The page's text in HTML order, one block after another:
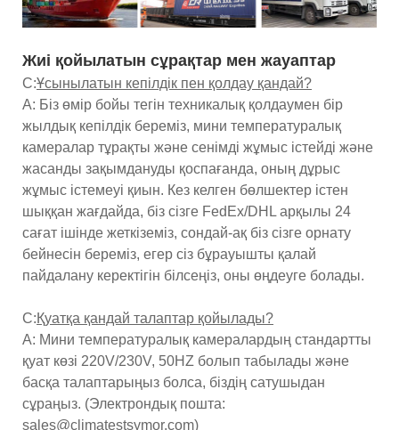
Жиі қойылатын сұрақтар мен жауаптар
С:Ұсынылатын кепілдік пен қолдау қандай?
A: Біз өмір бойы тегін техникалық қолдаумен бір
жылдық кепілдік береміз, мини температуралық
камералар тұрақты және сенімді жұмыс істейді және
жасанды зақымдануды қоспағанда, оның дұрыс
жұмыс істемеуі қиын. Кез келген бөлшектер істен
шыққан жағдайда, біз сізге FedEx/DHL арқылы 24
сағат ішінде жеткіземіз, сондай-ақ біз сізге орнату
бейнесін береміз, егер сіз бұрауышты қалай
пайдалану керектігін білсеңіз, оны өңдеуге болады.
С:Қуатқа қандай талаптар қойылады?
A: Мини температуралық камералардың стандартты
қуат көзі 220V/230V, 50HZ болып табылады және
басқа талаптарыңыз болса, біздің сатушыдан
сұраңыз. (Электрондық пошта:
sales@climatestsymor.com)